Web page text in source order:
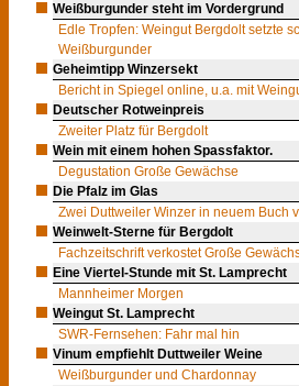
Weißburgunder steht im Vordergrund
Edle Tropfen: Weingut Bergdolt setzte
Weißburgunder
Geheimtipp Winzersekt
Bericht in Spiegel online, u.a. mit
Deutscher Rotweinpreis
Zweiter Platz für Bergdolt
Wein mit einem hohen Spassfaktor.
Degustation Große Gewächse
Die Pfalz im Glas
Zwei Duttweiler Winzer in neuem Buch
Weinwelt-Sterne für Bergdolt
Fachzeitschrift verkostet Große
Eine Viertel-Stunde mit St. Lamprecht
Mannheimer Morgen
Weingut St. Lamprecht
SWR-Fernsehen: Fahr mal hin
Vinum empfiehlt Duttweiler Weine
Weißburgunder und Chardonnay